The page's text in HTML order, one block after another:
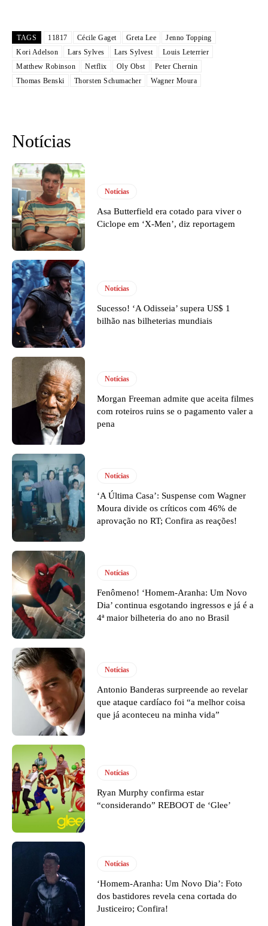
TAGS 11817 Cécile Gaget Greta Lee
Jenno Topping
Kori Adelson
Lars Sylves Lars Sylvest
Louis Leterrier
Matthew Robinson
Netflix Oly Obst
Peter Chernin
Thomas Benski
Thorsten Schumacher Wagner Moura
Notícias
Notícias
Asa Butterfield era cotado para viver o
Ciclope em ‘X-Men’, diz reportagem
Notícias
Sucesso! ‘A Odisseia’ supera US$ 1
bilhão nas bilheterias mundiais
Notícias
Morgan Freeman admite que aceita filmes
com roteiros ruins se o pagamento valer a
pena
Notícias
‘A Última Casa’: Suspense com Wagner
Moura divide os críticos com 46% de
aprovação no RT; Confira as reações!
Notícias
Fenômeno! ‘Homem-Aranha: Um Novo
Dia’ continua esgotando ingressos e já é a
4ª maior bilheteria do ano no Brasil
Notícias
Antonio Banderas surpreende ao revelar
que ataque cardíaco foi “a melhor coisa
que já aconteceu na minha vida”
Notícias
Ryan Murphy confirma estar
“considerando” REBOOT de ‘Glee’
Notícias
‘Homem-Aranha: Um Novo Dia’: Foto
dos bastidores revela cena cortada do
Justiceiro; Confira!